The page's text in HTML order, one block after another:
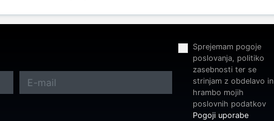
Sprejemam pogoje
poslovanja, politiko
zasebnosti ter se
strinjam z obdelavo in
hrambo mojih
poslovnih podatkov
Pogoji uporabe